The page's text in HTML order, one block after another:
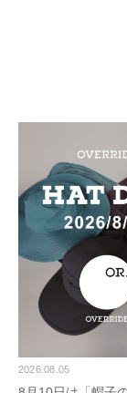
2026.08.05